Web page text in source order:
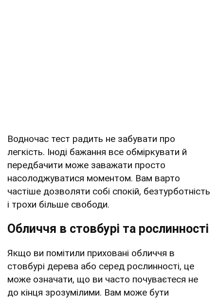
Водночас тест радить не забувати про
легкість. Іноді бажання все обміркувати й
передбачити може заважати просто
насолоджуватися моментом. Вам варто
частіше дозволяти собі спокій, безтурботність
і трохи більше свободи.
Обличчя в стовбурі та рослинності
Якщо ви помітили приховані обличчя в
стовбурі дерева або серед рослинності, це
може означати, що ви часто почуваєтеся не
до кінця зрозумілими. Вам може бути